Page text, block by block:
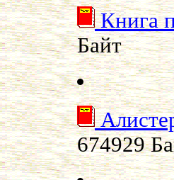
Книга
Байт
674929